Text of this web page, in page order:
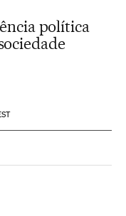
política